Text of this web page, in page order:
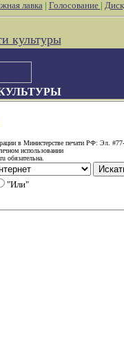
лавка| Голосование |
культуры
в Министерстве печати РФ: Эл.
использовании
обязательна.
"Или"